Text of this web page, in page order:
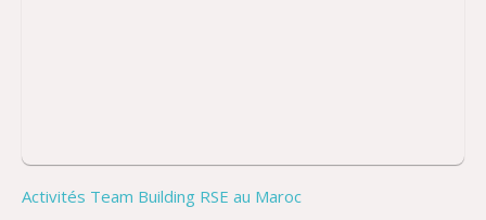
Activités Team Building RSE au Maroc